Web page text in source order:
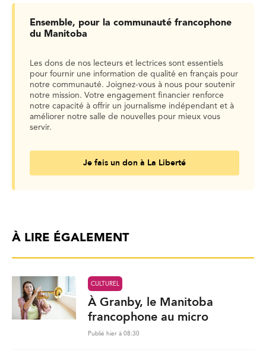
Ensemble, pour la communauté francophone
du Manitoba
Les dons de nos lecteurs et lectrices sont essentiels
pour fournir une information de qualité en français pour
notre communauté. Joignez-vous à nous pour soutenir
notre mission. Votre engagement financier renforce
notre capacité à offrir un journalisme indépendant et à
améliorer notre salle de nouvelles pour mieux vous
servir.
Je fais un don à La Liberté
À LIRE ÉGALEMENT
CULTUREL
À Granby, le Manitoba
francophone au micro
Publié hier à 08:30